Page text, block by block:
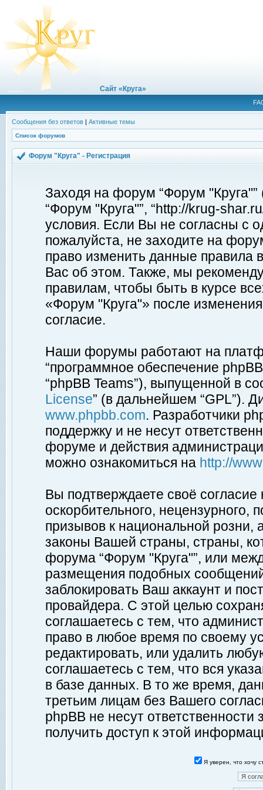
Сайт «Круга»
Сообщения без ответов | Активные темы
Список форумов
Форум "Круга" - Регистрация
Заходя на форум “Форум
“Форум "Круга"”, “http://krug-
условия. Если Вы не согласны с
пожалуйста, не заходите на
право изменить данные правила
Вас об этом. Также, мы
правилам, чтобы быть в курсе
«Форум "Круга"» после
согласие.
Наши форумы работают на
“программное обеспечение
“phpBB Teams”), выпущенной в
License” (в дальнейшем “GPL”).
www.phpbb.com. Разработчики
поддержку и не несут
форуме и действия
можно ознакомиться на http://
Вы подтверждаете своё
оскорбительного, нецензурного,
призывов к национальной
законы Вашей страны, страны,
форума “Форум "Круга"”, или
размещения подобных
заблокировать Ваш аккаунт и
провайдера. С этой целью
соглашаетесь с тем, что
право в любое время по своему
редактировать, или удалить
соглашаетесь с тем, что вся
в базе данных. В то же время,
третьим лицам без Вашего
phpBB не несут ответственности
получить доступ к этой
Я уверен, что хочу